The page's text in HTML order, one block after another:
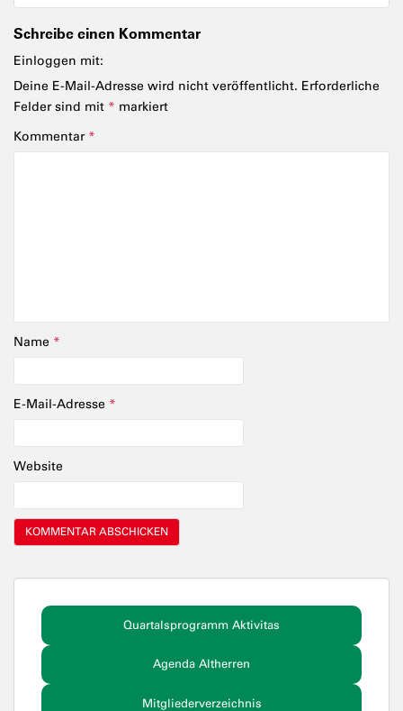
Schreibe einen Kommentar
Einloggen mit:
Deine E-Mail-Adresse wird nicht veröffentlicht. Erforderliche
Felder sind mit * markiert
Kommentar *
Name *
E-Mail-Adresse *
Website
Quartalsprogramm Aktivitas
Agenda Altherren
Mitgliederverzeichnis